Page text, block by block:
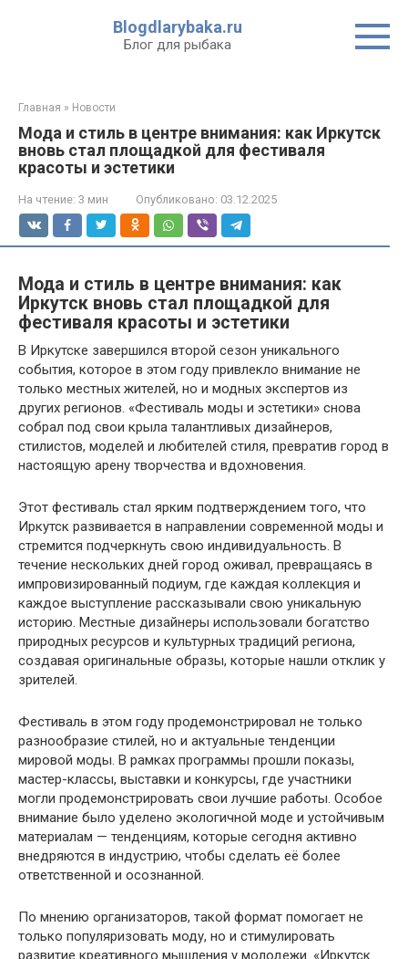
Blogdlarybaka.ru
Блог для рыбака
Главная » Новости
Мода и стиль в центре внимания: как Иркутск
вновь стал площадкой для фестиваля
красоты и эстетики
На чтение: 3 мин Опубликовано: 03.12.2025
Мода и стиль в центре внимания: как
Иркутск вновь стал площадкой для
фестиваля красоты и эстетики
В Иркутске завершился второй сезон уникального
события, которое в этом году привлекло внимание не
только местных жителей, но и модных экспертов из
других регионов. «Фестиваль моды и эстетики» снова
собрал под свои крыла талантливых дизайнеров,
стилистов, моделей и любителей стиля, превратив город в
настоящую арену творчества и вдохновения.
Этот фестиваль стал ярким подтверждением того, что
Иркутск развивается в направлении современной моды и
стремится подчеркнуть свою индивидуальность. В
течение нескольких дней город оживал, превращаясь в
импровизированный подиум, где каждая коллекция и
каждое выступление рассказывали свою уникальную
историю. Местные дизайнеры использовали богатство
природных ресурсов и культурных традиций региона,
создавая оригинальные образы, которые нашли отклик у
зрителей.
Фестиваль в этом году продемонстрировал не только
разнообразие стилей, но и актуальные тенденции
мировой моды. В рамках программы прошли показы,
мастер-классы, выставки и конкурсы, где участники
могли продемонстрировать свои лучшие работы. Особое
внимание было уделено экологичной моде и устойчивым
материалам — тенденциям, которые сегодня активно
внедряются в индустрию, чтобы сделать её более
ответственной и осознанной.
По мнению организаторов, такой формат помогает не
только популяризовать моду, но и стимулировать
развитие креативного мышления у молодежи. «Иркутск